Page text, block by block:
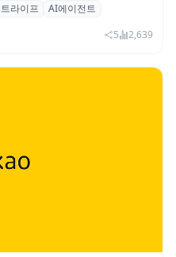
출신 이창헌 영입…
발 본격화
라이프
AI에이전트
5 2,639